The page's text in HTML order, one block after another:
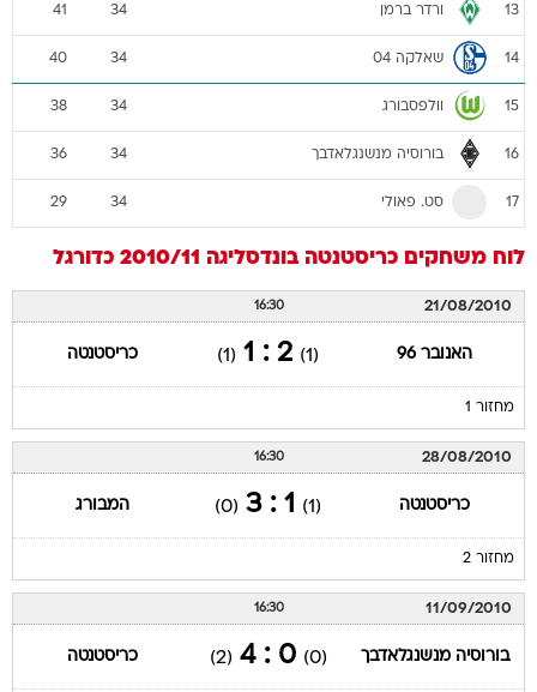
13 ורדר ברמן 34
41
14 שאלקה 04 34
40
15 וולפסבורג 34
38
16 בורוסיה מנשנגלאדבך 34
36
17 סט. פאולי 34
29
לוח משחקים כריסטנטה בונדסליגה 2010/11 כדורגל
21/08/2010
16:30
האנובר 96 (1)
2 : 1
(1) כריסטנטה
מחזור 1
28/08/2010
16:30
כריסטנטה (1)
1 : 3
(0) המבורג
מחזור 2
11/09/2010
16:30
בורוסיה מנשנגלאדבך (0)
0 : 4
(2) כריסטנטה